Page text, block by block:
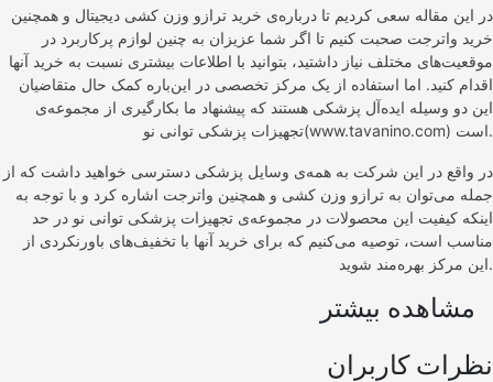
در این مقاله سعی کردیم تا درباره‌ی خرید ترازو وزن کشی دیجیتال و همچنین
خرید واترجت صحبت کنیم تا اگر شما عزیزان به چنین لوازم پرکاربرد در
موقعیت‌های مختلف نیاز داشتید، بتوانید با اطلاعات بیشتری نسبت به خرید آنها
اقدام کنید. اما استفاده از یک مرکز تخصصی در این‌باره کمک حال متقاضیان
این دو وسیله ایده‌آل پزشکی هستند که پیشنهاد ما بکارگیری از مجموعه‌ی
تجهیزات پزشکی توانی نو(www.tavanino.com) است.
در واقع در این شرکت به همه‌ی وسایل پزشکی دسترسی خواهید داشت که از
جمله می‌توان به ترازو وزن کشی و همچنین واترجت اشاره کرد و با توجه به
اینکه کیفیت این محصولات در مجموعه‌ی تجهیزات پزشکی توانی نو در حد
مناسب است، توصیه می‌کنیم که برای خرید آنها با تخفیف‌های باورنکردی از
این مرکز بهره‌مند شوید.
مشاهده بیشتر
نظرات کاربران